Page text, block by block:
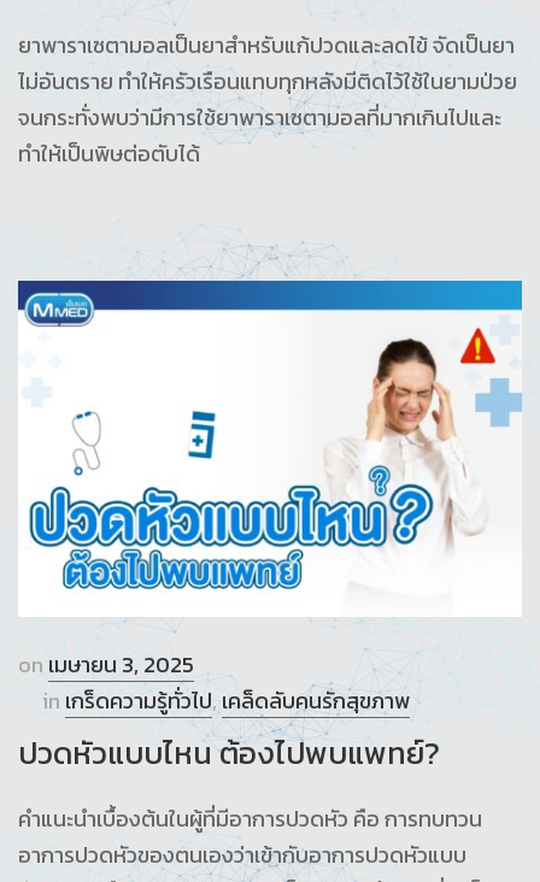
ยาพาราเซตามอลเป็นยาสำหรับแก้ปวดและลดไข้ จัดเป็นยา
ไม่อันตราย ทำให้ครัวเรือนแทบทุกหลังมีติดไว้ใช้ในยามป่วย
จนกระทั่งพบว่ามีการใช้ยาพาราเซตามอลที่มากเกินไปและ
ทำให้เป็นพิษต่อตับได้
on เมษายน 3, 2025
in เกร็ดความรู้ทั่วไป,เคล็ดลับคนรักสุขภาพ
ปวดหัวแบบไหน ต้องไปพบแพทย์?
คำแนะนำเบื้องต้นในผู้ที่มีอาการปวดหัว คือ การทบทวน
อาการปวดหัวของตนเองว่าเข้ากับอาการปวดหัวแบบ